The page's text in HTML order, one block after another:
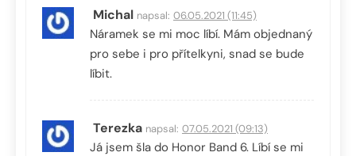
Michal napsal: 06.05.2021 (11:45)
Náramek se mi moc líbí. Mám objednaný
pro sebe i pro přítelkyni, snad se bude
líbit.
Terezka napsal: 07.05.2021 (09:13)
Já jsem šla do Honor Band 6. Líbí se mi